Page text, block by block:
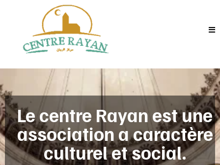
Le centre Rayan est une
association a caractère
culturel et social.